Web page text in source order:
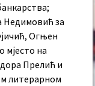
за
Огњен
на
Прелић и
литерарном